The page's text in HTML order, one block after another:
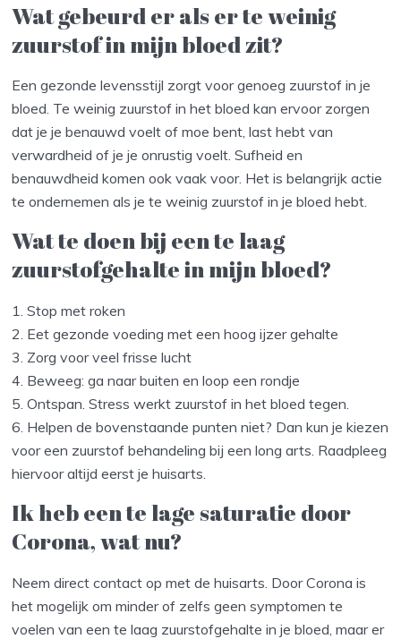
Wat gebeurd er als er te weinig
zuurstof in mijn bloed zit?
Een gezonde levensstijl zorgt voor genoeg zuurstof in je
bloed. Te weinig zuurstof in het bloed kan ervoor zorgen
dat je je benauwd voelt of moe bent, last hebt van
verwardheid of je je onrustig voelt. Sufheid en
benauwdheid komen ook vaak voor. Het is belangrijk actie
te ondernemen als je te weinig zuurstof in je bloed hebt.
Wat te doen bij een te laag
zuurstofgehalte in mijn bloed?
1. Stop met roken
2. Eet gezonde voeding met een hoog ijzer gehalte
3. Zorg voor veel frisse lucht
4. Beweeg: ga naar buiten en loop een rondje
5. Ontspan. Stress werkt zuurstof in het bloed tegen.
6. Helpen de bovenstaande punten niet? Dan kun je kiezen
voor een zuurstof behandeling bij een long arts. Raadpleeg
hiervoor altijd eerst je huisarts.
Ik heb een te lage saturatie door
Corona, wat nu?
Neem direct contact op met de huisarts. Door Corona is
het mogelijk om minder of zelfs geen symptomen te
voelen van een te laag zuurstofgehalte in je bloed, maar er